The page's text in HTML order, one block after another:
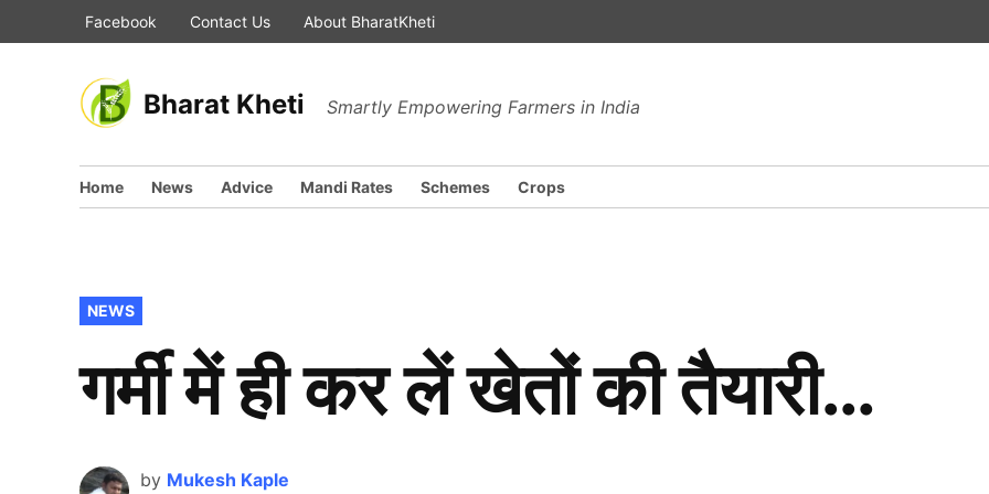
to
Facebook Contact Us About BharatKheti
Bharat Kheti Smartly Empowering Farmers in India
Home News Advice Mandi Rates Schemes Crops
POSTED
IN
NEWS
गर्मी में ही कर लें खेतों की तैयारी…
by Mukesh Kaple